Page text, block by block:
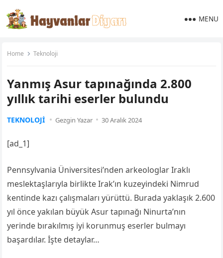
MENU
Home Teknoloji
Yanmış Asur tapınağında 2.800
yıllık tarihi eserler bulundu
TEKNOLOJI Gezgin Yazar 30 Aralık 2024
[ad_1]
Pennsylvania Üniversitesi’nden arkeologlar Iraklı
meslektaşlarıyla birlikte Irak’ın kuzeyindeki Nimrud
kentinde kazı çalışmaları yürüttü. Burada yaklaşık 2.600
yıl önce yakılan büyük Asur tapınağı Ninurta’nın
yerinde bırakılmış iyi korunmuş eserler bulmayı
başardılar. İşte detaylar…